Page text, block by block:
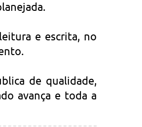
e escrita, no
de qualidade,
avança e toda a